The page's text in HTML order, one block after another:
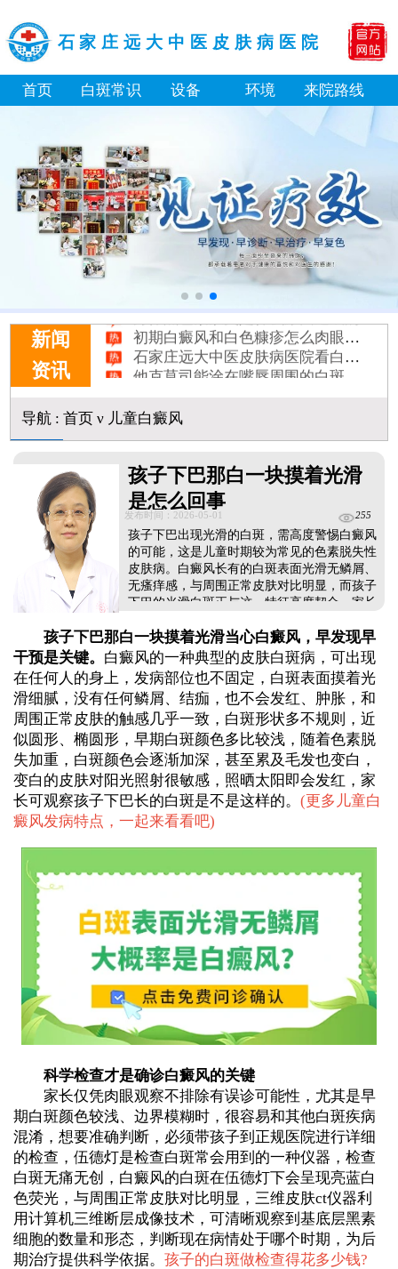
石家庄远大中医皮肤病医院
首页 白斑常识 设备 环境 来院路线
新闻
资讯
白癜风长期用激素药膏会有副作用吗
伍德灯结果显示亮白色荧光代表什么意思
脸上长了小白点是什么情况
白癜风用芦可替尼乳膏多久能恢复正常色
身体黑色素缺失是什么原因造成的
初期白癜风和白色糠疹怎么肉眼区分
石家庄远大中医皮肤病医院看白斑好吗
他克莫司能涂在嘴唇周围的白斑上吗
初期白癜风怎么治疗好得快
导航: 首页ν 儿童白癜风
孩子下巴那白一块摸着光滑
是怎么回事
发布时间：2026-05-01 255
孩子下巴出现光滑的白斑，需高度警惕白癜风
的可能，这是儿童时期较为常见的色素脱失性
皮肤病。白癜风长有的白斑表面光滑无鳞屑、
无瘙痒感，与周围正常皮肤对比明显，而孩子
下巴的光滑白斑正与这一特征高度契合，家长
断，需明确的是，白癜风不会自行消退，拖延
治疗会导致白斑扩大、增多，增加治疗难度，
对孩子白斑的治疗，家长要重视。...
孩子下巴那白一块摸着光滑当心白癜风，早发现早
干预是关键。 白癜风的一种典型的皮肤白斑病，可出现
在任何人的身上，发病部位也不固定，白斑表面摸着光
滑细腻，没有任何鳞屑、结痂，也不会发红、肿胀，和
周围正常皮肤的触感几乎一致，白斑形状多不规则，近
似圆形、椭圆形，早期白斑颜色多比较浅，随着色素脱
失加重，白斑颜色会逐渐加深，甚至累及毛发也变白，
变白的皮肤对阳光照射很敏感，照晒太阳即会发红，家
长可观察孩子下巴长的白斑是不是这样的。 (更多儿童白
癜风发病特点，一起来看看吧)
科学检查才是确诊白癜风的关键
家长仅凭肉眼观察不排除有误诊可能性，尤其是早
期白斑颜色较浅、边界模糊时，很容易和其他白斑疾病
混淆，想要准确判断，必须带孩子到正规医院进行详细
的检查，伍德灯是检查白斑常会用到的一种仪器，检查
白斑无痛无创，白癜风的白斑在伍德灯下会呈现亮蓝白
色荧光，与周围正常皮肤对比明显，三维皮肤ct仪器利
用计算机三维断层成像技术，可清晰观察到基底层黑素
细胞的数量和形态，判断现在病情处于哪个时期，为后
期治疗提供科学依据。 孩子的白斑做检查得花多少钱?